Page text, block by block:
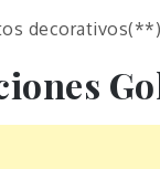
decorativos(**)